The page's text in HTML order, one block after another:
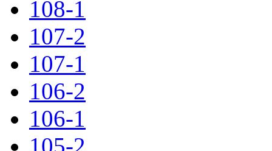
108-1
107-2
107-1
106-2
106-1
105-2